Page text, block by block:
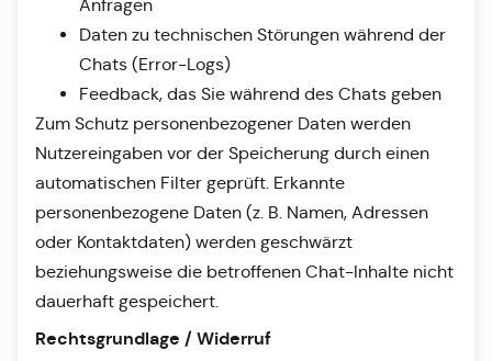
Anfragen
Daten zu technischen Störungen während der
Chats (Error-Logs)
Feedback, das Sie während des Chats geben
Zum Schutz personenbezogener Daten werden
Nutzereingaben vor der Speicherung durch einen
automatischen Filter geprüft. Erkannte
personenbezogene Daten (z. B. Namen, Adressen
oder Kontaktdaten) werden geschwärzt
beziehungsweise die betroffenen Chat-Inhalte nicht
dauerhaft gespeichert.
Rechtsgrundlage / Widerruf